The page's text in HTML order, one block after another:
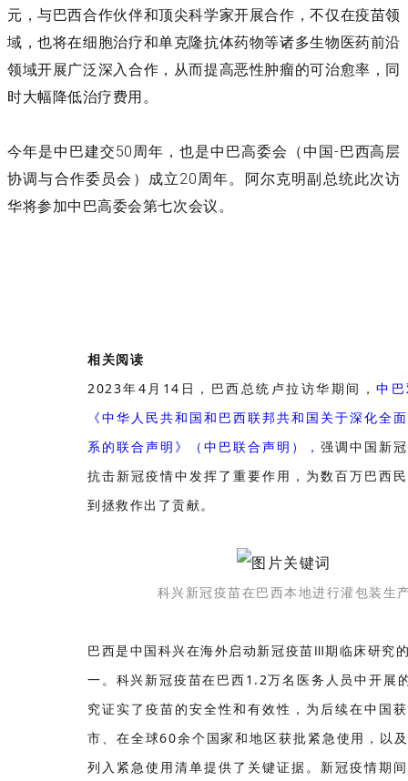
元，与巴西合作伙伴和顶尖科学家开展合作 ，不仅在疫苗领
域，也将在细胞治疗和单克隆抗体药物等诸多生物医药前沿
领域开展广泛深入 合作 ，从而提高恶性肿瘤的可治愈率，同
时大幅降低治疗费用 。
今年是中巴建交50 周年，也是中巴高委会（中国 -巴西高层
协调与合作委员会）成立20 周年。阿尔克明副总统此次访
华将参加中巴高委会第七次会议。
相关阅读
2023年4月14日，巴西总统卢拉访华期间，中
《中华人民共和国和巴西联邦共和国关于深化全
系的联合声明》（中巴联合声明），强调中国新
抗击新冠疫情中发挥了重要作用，为数百万巴西
到拯救作出了贡献。
科兴新冠疫苗在巴西本地进行灌包装生
巴西是中国科兴在海外启动新冠疫苗Ⅲ期临床研究
一。科兴新冠疫苗在巴西1.2万名医务人员中开展
究证实了疫苗的安全性和有效性，为后续在中国
市、在全球60余个国家和地区获批紧急使用，以
列入紧急使用清单提供了关键证据。新冠疫情期